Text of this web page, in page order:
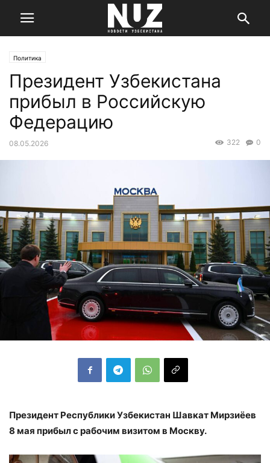
Политика
Президент Узбекистана
прибыл в Российскую
Федерацию
08.05.2026 0
322
Президент Республики Узбекистан Шавкат Мирзиёев
8 мая прибыл с рабочим визитом в Москву.